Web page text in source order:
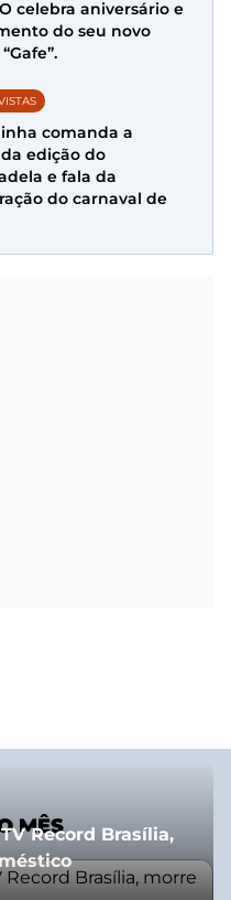
celebra aniversário e
do seu novo
comanda a
edição do
e fala da
do carnaval de
MÊS
Record Brasília,